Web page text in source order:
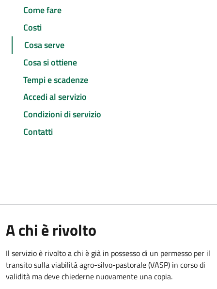
Come fare
Costi
Cosa serve
Cosa si ottiene
Tempi e scadenze
Accedi al servizio
Condizioni di servizio
Contatti
A chi è rivolto
Il servizio è rivolto a chi è già in possesso di un permesso per il
transito sulla viabilità agro-silvo-pastorale (VASP) in corso di
validità ma deve chiederne nuovamente una copia.